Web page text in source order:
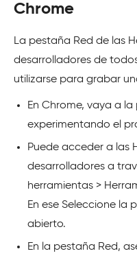
Chrome
La pestaña Red de las
desarrolladores de
utilizarse para grabar
En Chrome, vaya a
experimentando el
Puede acceder a las
desarrolladores a
herramientas >
En ese Seleccione la
abierto.
En la pestaña Red,